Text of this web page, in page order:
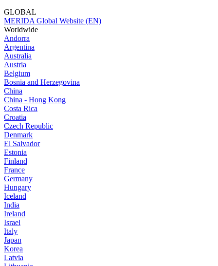
GLOBAL
MERIDA Global Website (EN)
Worldwide
Andorra
Argentina
Australia
Austria
Belgium
Bosnia and Herzegovina
China
China - Hong Kong
Costa Rica
Croatia
Czech Republic
Denmark
El Salvador
Estonia
Finland
France
Germany
Hungary
Iceland
India
Ireland
Israel
Italy
Japan
Korea
Latvia